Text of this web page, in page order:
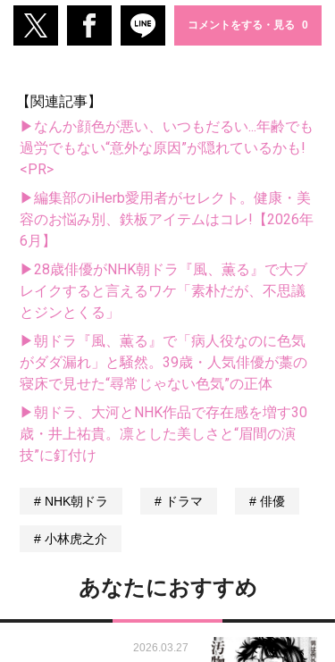
コメントをする・見る
【関連記事】
▶なんか顔色が悪い、いつもだるい...年齢でも
過労でもない“意外な原因”が隠れているかも!
<PR>
▶編集部のiHerb愛用者がセレクト。健康・美
容のお悩み別、鉄板アイテムはコレ!【2026年
6月】
▶28歳俳優がNHK朝ドラ『風、薫る』で大ブ
レイクすると言えるワケ「素朴だが、不思議
とジンとくる」
▶朝ドラ『風、薫る』で「病人役なのに色気
がダダ漏れ」と騒然。39歳・人気俳優が藁の
寝床で見せた“尋常じゃない色気”の正体
▶朝ドラ、大河とNHK作品で存在感を増す30
歳・井上祐貴。凛とした美しさと“眉間の演
技”に釘付け
NHK朝ドラ ドラマ 俳優
小林虎之介
あなたにおすすめ
2026.03.27